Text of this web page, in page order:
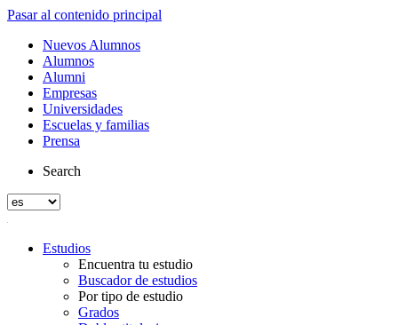
Pasar al contenido principal
Nuevos Alumnos
Alumnos
Alumni
Empresas
Universidades
Escuelas y familias
Prensa
Search
Estudios
Encuentra tu estudio
Buscador de estudios
Por tipo de estudio
Grados